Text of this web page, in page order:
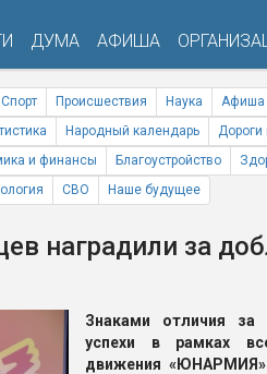
ДУМА АФИША
Спорт Происшествия Наука Афиша
Народный календарь
Дороги
и финансы Благоустройство
СВО Наше будущее
наградили за
Знаками отличия за
успехи в рамках
движения